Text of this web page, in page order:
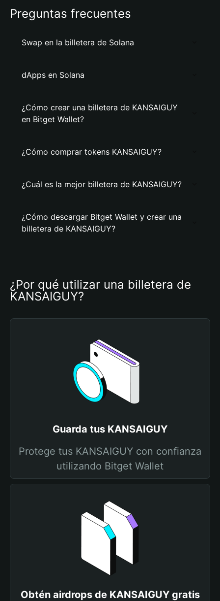
Preguntas frecuentes
Swap en la billetera de Solana
dApps en Solana
¿Cómo crear una billetera de KANSAIGUY
en Bitget Wallet?
¿Cómo comprar tokens KANSAIGUY?
¿Cuál es la mejor billetera de KANSAIGUY?
¿Cómo descargar Bitget Wallet y crear una
billetera de KANSAIGUY?
¿Por qué utilizar una billetera de
KANSAIGUY?
Guarda tus KANSAIGUY
Protege tus KANSAIGUY con confianza
utilizando Bitget Wallet
Obtén airdrops de KANSAIGUY gratis